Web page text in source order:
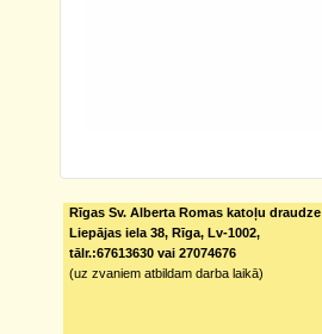
Rīgas Sv. Alberta Romas katoļu draudze
Liepājas iela 38, Rīga, Lv-1002,
tālr.:67613630 vai 27074676
(uz zvaniem atbildam darba laikā)